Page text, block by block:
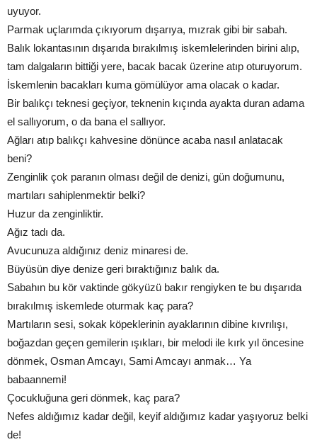
uyuyor.
Parmak uçlarımda çıkıyorum dışarıya, mızrak gibi bir sabah.
Balık lokantasının dışarıda bırakılmış iskemlelerinden birini alıp,
tam dalgaların bittiği yere, bacak bacak üzerine atıp oturuyorum.
İskemlenin bacakları kuma gömülüyor ama olacak o kadar.
Bir balıkçı teknesi geçiyor, teknenin kıçında ayakta duran adama
el sallıyorum, o da bana el sallıyor.
Ağları atıp balıkçı kahvesine dönünce acaba nasıl anlatacak
beni?
Zenginlik çok paranın olması değil de denizi, gün doğumunu,
martıları sahiplenmektir belki?
Huzur da zenginliktir.
Ağız tadı da.
Avucunuza aldığınız deniz minaresi de.
Büyüsün diye denize geri bıraktığınız balık da.
Sabahın bu kör vaktinde gökyüzü bakır rengiyken te bu dışarıda
bırakılmış iskemlede oturmak kaç para?
Martıların sesi, sokak köpeklerinin ayaklarının dibine kıvrılışı,
boğazdan geçen gemilerin ışıkları, bir melodi ile kırk yıl öncesine
dönmek, Osman Amcayı, Sami Amcayı anmak… Ya
babaannemi!
Çocukluğuna geri dönmek, kaç para?
Nefes aldığımız kadar değil, keyif aldığımız kadar yaşıyoruz belki
de!